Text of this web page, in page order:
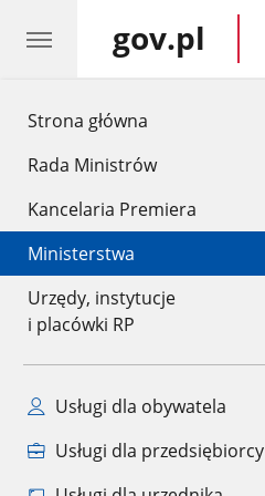
Strona główna
Rada Ministrów
Kancelaria Premiera
Ministerstwa
Urzędy, instytucje
i placówki RP
Usługi dla obywatela
Usługi dla przedsiębiorcy
gov.pl